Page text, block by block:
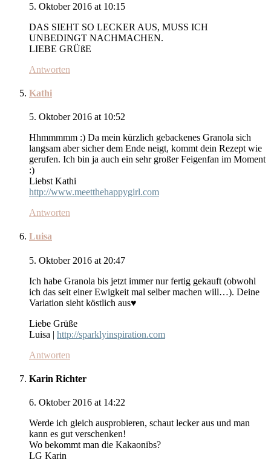
5. Oktober 2016 at 10:15
DAS SIEHT SO LECKER AUS, MUSS ICH
UNBEDINGT NACHMACHEN.
LIEBE GRÜßE
Antworten
Kathi
5. Oktober 2016 at 10:52
Hhmmmmm :) Da mein kürzlich gebackenes Granola sich
langsam aber sicher dem Ende neigt, kommt dein Rezept wie
gerufen. Ich bin ja auch ein sehr großer Feigenfan im Moment
:)
Liebst Kathi
http://www.meetthehappygirl.com
Antworten
Luisa
5. Oktober 2016 at 20:47
Ich habe Granola bis jetzt immer nur fertig gekauft (obwohl
ich das seit einer Ewigkeit mal selber machen will…). Deine
Variation sieht köstlich aus♥
Liebe Grüße
Luisa | http://sparklyinspiration.com
Antworten
Karin Richter
6. Oktober 2016 at 14:22
Werde ich gleich ausprobieren, schaut lecker aus und man
kann es gut verschenken!
Wo bekommt man die Kakaonibs?
LG Karin